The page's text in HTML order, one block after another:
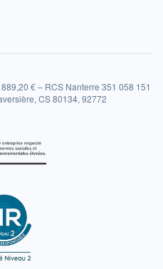
€ – RCS Nanterre 351 058 151
CS 80134, 92772